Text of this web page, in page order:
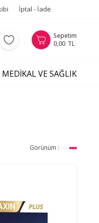
İptal - İade
Sepetim
0,00 TL
MEDIKAL VE SAĞLIK
Görünüm :